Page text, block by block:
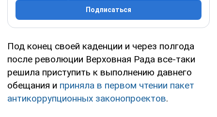
Подписаться
Под конец своей каденции и через полгода
после революции Верховная Рада все-таки
решила приступить к выполнению давнего
обещания и приняла в первом чтении пакет
антикоррупционных законопроектов.